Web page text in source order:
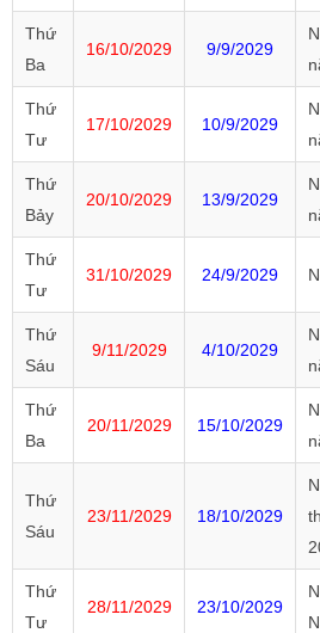
Thứ
Ba
16/10/2029 9/9/2029
Thứ
Tư
17/10/2029 10/9/2029
Thứ
Bảy
20/10/2029 13/9/2029
Thứ
Tư
31/10/2029 24/9/2029
Thứ
Sáu
9/11/2029 4/10/2029
Thứ
Ba
20/11/2029 15/10/2029
Thứ
Sáu
23/11/2029 18/10/2029
Thứ
Tư
28/11/2029 23/10/2029